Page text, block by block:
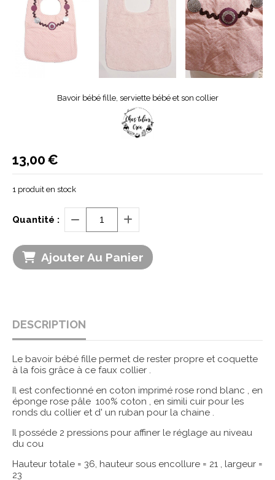
Bavoir bébé fille, serviette bébé et son collier
13,00€
1 produit en stock
Quantité :
Ajouter Au Panier
DESCRIPTION
Le bavoir bébé fille permet de rester propre et coquette
à la fois grâce à ce faux collier .
Il est confectionné en coton imprimé rose rond blanc , en
éponge rose pâle 100% coton , en simili cuir pour les
ronds du collier et d' un ruban pour la chaine .
Il posséde 2 pressions pour affiner le réglage au niveau
du cou
Hauteur totale = 36, hauteur sous encollure = 21 , largeur =
23